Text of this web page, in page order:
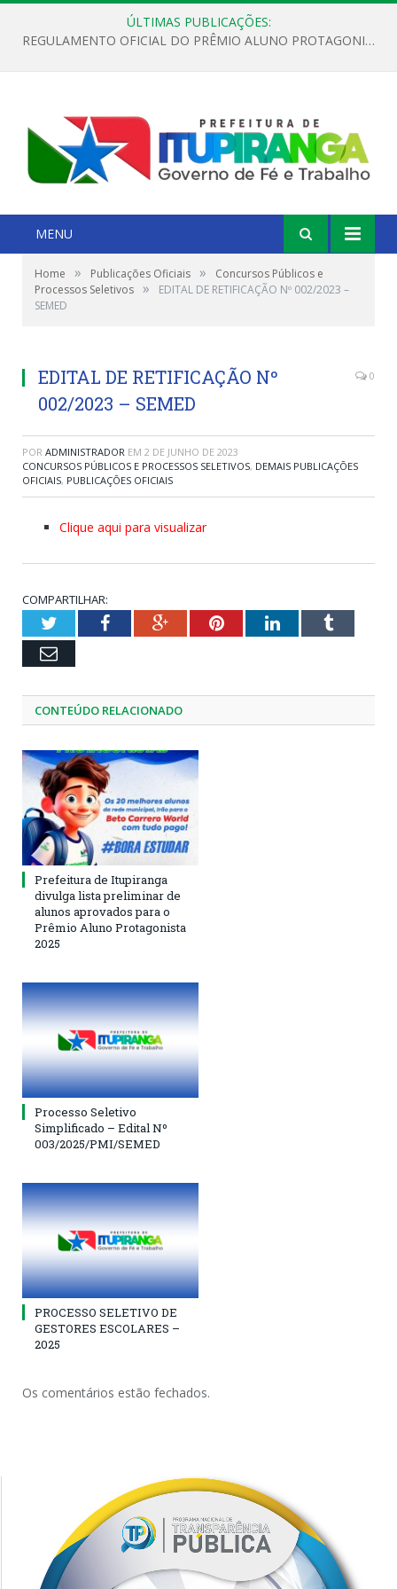
ÚLTIMAS PUBLICAÇÕES:
REGULAMENTO OFICIAL DO PRÊMIO ALUNO PROTAGONISTA – EDIÇÃO 2026
MENU
Home » Publicações Oficiais »
Concursos Públicos e
Processos Seletivos »
EDITAL DE RETIFICAÇÃO Nº 002/2023 –
SEMED
EDITAL DE RETIFICAÇÃO Nº
002/2023 – SEMED
0
POR ADMINISTRADOR EM 2 DE JUNHO DE 2023
CONCURSOS PÚBLICOS E PROCESSOS SELETIVOS, DEMAIS PUBLICAÇÕES
OFICIAIS, PUBLICAÇÕES OFICIAIS
Clique aqui para visualizar
COMPARTILHAR:
TwitterFacebookGoogle+PinterestLinkedInTumblr
Email
CONTEÚDO RELACIONADO
Prefeitura de Itupiranga
divulga lista preliminar de
alunos aprovados para o
Prêmio Aluno Protagonista
2025
Processo Seletivo
Simplificado – Edital Nº
003/2025/PMI/SEMED
PROCESSO SELETIVO DE
GESTORES ESCOLARES –
2025
Os comentários estão fechados.